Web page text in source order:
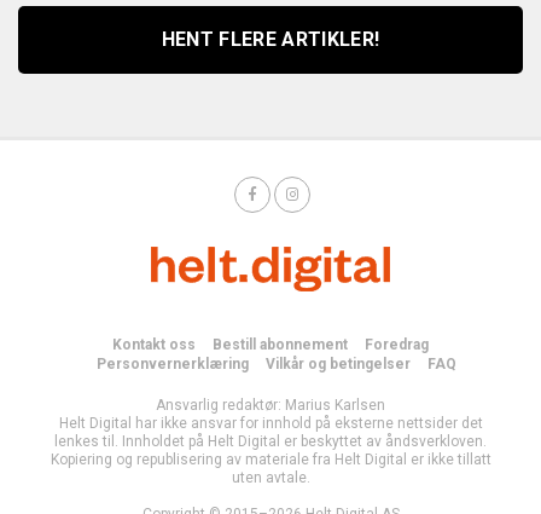
HENT FLERE ARTIKLER!
Kontakt oss Bestill abonnement
Foredrag
Personvernerklæring
Vilkår og betingelser FAQ
Ansvarlig redaktør: Marius Karlsen
Helt Digital har ikke ansvar for innhold på eksterne nettsider det
lenkes til. Innholdet på Helt Digital er beskyttet av åndsverkloven.
Kopiering og republisering av materiale fra Helt Digital er ikke tillatt
uten avtale.